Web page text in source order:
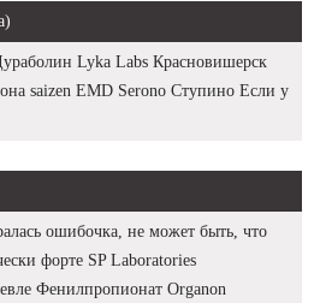
Lyka Labs Красновишерск
saizen EMD Serono Ступино Если у
ошибочка, не может быть, что
форте SP Laboratories
Фенилпропионат Organon